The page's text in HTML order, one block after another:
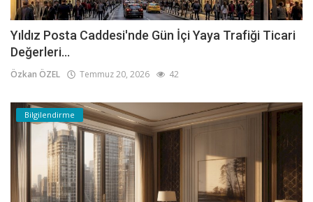
Yıldız Posta Caddesi'nde Gün İçi Yaya Trafiği Ticari
Değerleri...
Özkan ÖZEL Temmuz 20, 2026 42
Bilgilendirme